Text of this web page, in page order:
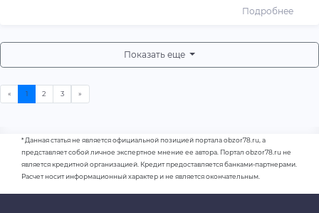
Подробнее
Показать еще
* Данная статья не является официальной позицией портала obzor78.ru, а
представляет собой личное экспертное мнение ее автора. Портал obzor78.ru не
является кредитной организацией. Кредит предоставляется банками-партнерами.
Расчет носит информационный характер и не является окончательным.